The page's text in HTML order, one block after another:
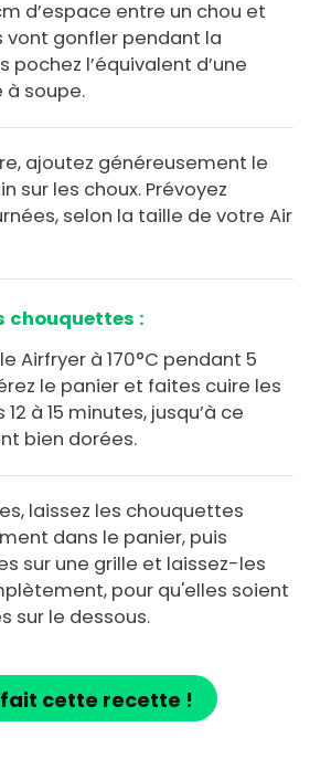
d’espace entre un chou et
vont gonfler pendant la
pochez l’équivalent d’une
à soupe.
ajoutez généreusement le
sur les choux. Prévoyez
selon la taille de votre Air
chouquettes :
Airfryer à 170°C pendant 5
le panier et faites cuire les
à 15 minutes, jusqu’à ce
bien dorées.
laissez les chouquettes
dans le panier, puis
sur une grille et laissez-les
pour qu'elles soient
sur le dessous.
cette recette !